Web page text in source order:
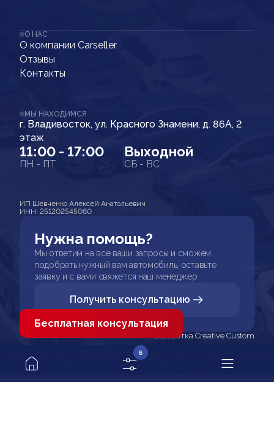
О НАС
О компании Carseller
Отзывы
Контакты
МЫ НАХОДИМСЯ
г. Владивосток, ул. Красного Знамени, д. 86А, 2
этаж
11:00 - 17:00
ПН - ПТ
Выходной
СБ - ВС
ИП Шевченко Алексей Анатольевич
ИНН: 251202545060
Нужна помощь?
Мы ответим на все ваши запросы и сможем
подобрать нужный вам автомобиль, оставьте
заявку и с вами свяжется наш менеджер
Получить консультацию
Разработка Creative Custom
6
Бесплатная консультация